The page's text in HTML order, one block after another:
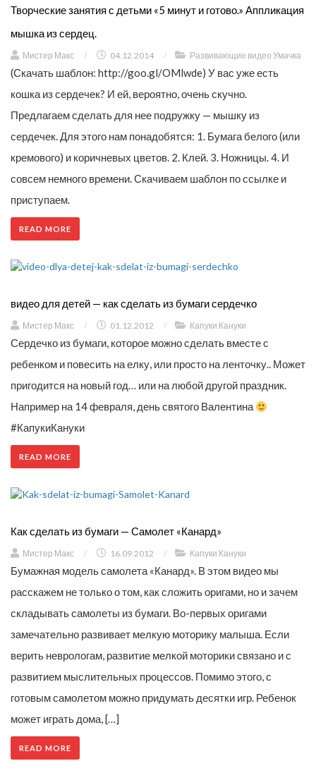
Творческие занятия с детьми «5 минут и готово.» Аппликация
мышка из сердец.
Мистер Макс / 04.12.2014 / Развивающие видео Умачка
(Скачать шаблон: http://goo.gl/OMlwde) У вас уже есть
кошка из сердечек? И ей, вероятно, очень скучно.
Предлагаем сделать для нее подружку — мышку из
сердечек. Для этого нам понадобятся: 1. Бумага белого (или
кремового) и коричневых цветов. 2. Клей. 3. Ножницы. 4. И
совсем немного времени. Скачиваем шаблон по ссылке и
приступаем.
READ MORE
видео для детей — как сделать из бумаги сердечко
Мистер Макс / 01.12.2012 / Капуки Кануки
Сердечко из бумаги, которое можно сделать вместе с
ребенком и повесить на елку, или просто на ленточку.. Может
пригодится на новый год… или на любой другой праздник.
Например на 14 февраля, день святого Валентина
#КапукиКануки
READ MORE
Как сделать из бумаги — Самолет «Канард»
Мистер Макс / 16.09.2012 / Капуки Кануки
Бумажная модель самолета «Канард». В этом видео мы
расскажем не только о том, как сложить оригами, но и зачем
складывать самолеты из бумаги. Во-первых оригами
замечательно развивает мелкую моторику малыша. Если
верить неврологам, развитие мелкой моторики связано и с
развитием мыслительных процессов. Помимо этого, с
готовым самолетом можно придумать десятки игр. Ребенок
может играть дома, […]
READ MORE